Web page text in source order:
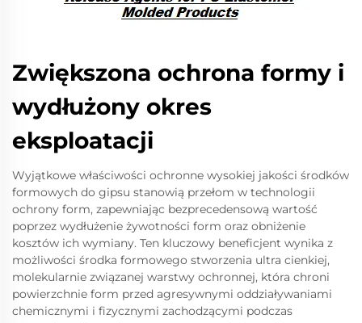
Zwiększona ochrona formy i
wydłużony okres
eksploatacji
Wyjątkowe właściwości ochronne wysokiej jakości środków
formowych do gipsu stanowią przełom w technologii
ochrony form, zapewniając bezprecedensową wartość
poprzez wydłużenie żywotności form oraz obniżenie
kosztów ich wymiany. Ten kluczowy beneficjent wynika z
możliwości środka formowego stworzenia ultra cienkiej,
molekularnie związanej warstwy ochronnej, która chroni
powierzchnie form przed agresywnymi oddziaływaniami
chemicznymi i fizycznymi zachodzącymi podczas